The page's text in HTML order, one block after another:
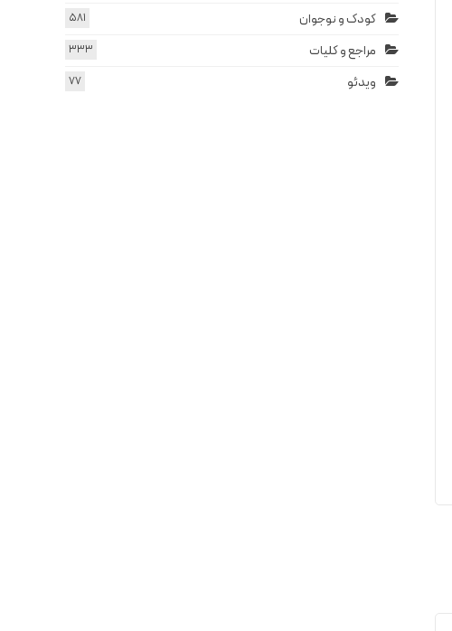
کودک و نوجوان 581
مراجع و کلیات 333
ویدئو 77